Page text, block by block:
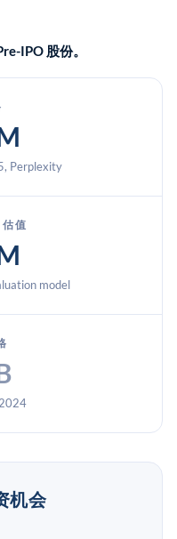
IPO 股份。
Perplexity
值
model
机会